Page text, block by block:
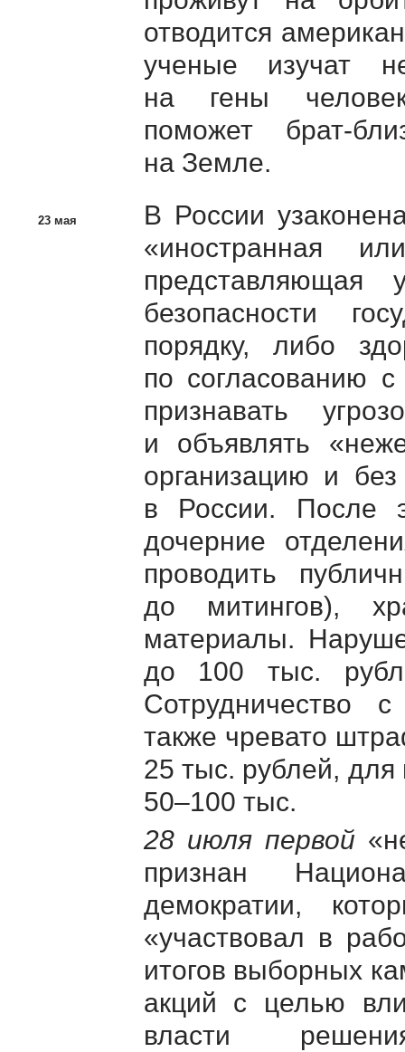
отводится
ученые изучат
на гены
поможет брат-
на Земле.
23 мая
В России
«иностранная
представляющая
безопасности
порядку, либо
по
признавать
и объявлять
организацию и
в России. После
дочерние
проводить
до митингов),
материалы.
до 100 тыс.
Сотрудничество
также чревато
25 тыс. рублей,
50–100 тыс.
28 июля первой
признан
демократии,
«участвовал в
итогов выборных
акций с целью
власти